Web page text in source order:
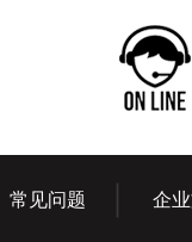
常见问题 企